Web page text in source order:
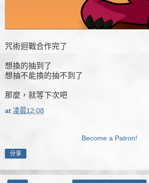
咒術迴戰合作完了
想換的抽到了
想抽不能換的抽不到了
那麼，就等下次吧
at 凌晨12:08
Become a Patron!
分享